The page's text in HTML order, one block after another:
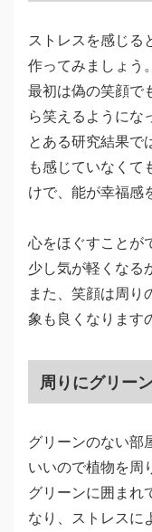
ストレスを感じる
作ってみましょう。
最初は偽の笑顔で
ら笑えるようにな
とある研究結果で
も感じていなくて
けで、能が幸福感
心をほぐすことが
少し気が軽くなる
また、笑顔は周り
象も良くなります
周りにグリー
グリーンのない部
いいので植物を周
グリーンに囲まれ
なり、ストレスに